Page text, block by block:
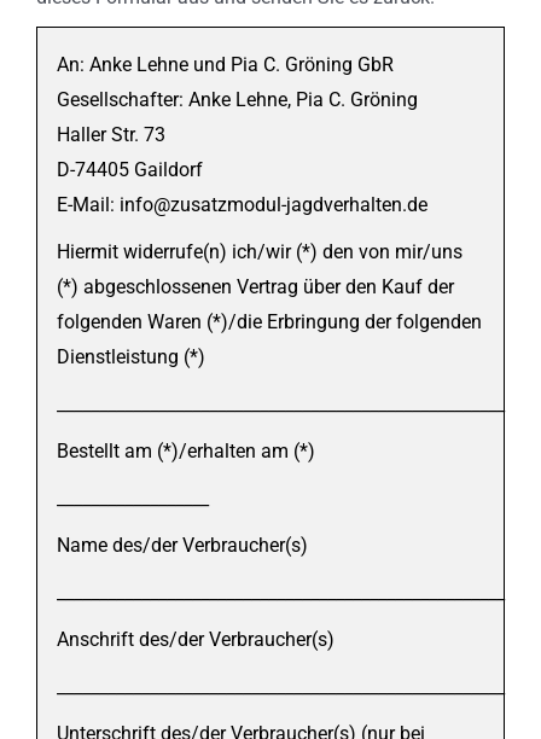
An: Anke Lehne und Pia C. Gröning GbR
Gesellschafter: Anke Lehne, Pia C. Gröning
Haller Str. 73
D-74405 Gaildorf
E-Mail: info@zusatzmodul-jagdverhalten.de
Hiermit widerrufe(n) ich/wir (*) den von mir/uns
(*) abgeschlossenen Vertrag über den Kauf der
folgenden Waren (*)/die Erbringung der folgenden
Dienstleistung (*)
Bestellt am (*)/erhalten am (*)
Name des/der Verbraucher(s)
Anschrift des/der Verbraucher(s)
Unterschrift des/der Verbraucher(s) (nur bei